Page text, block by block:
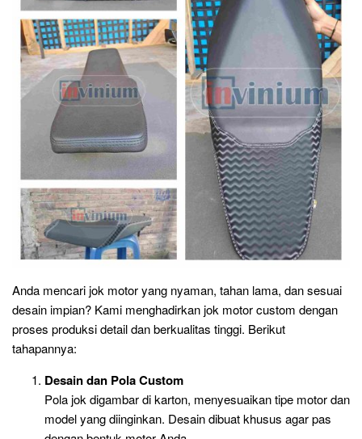
Anda mencari jok motor yang nyaman, tahan lama, dan sesuai
desain impian? Kami menghadirkan jok motor custom dengan
proses produksi detail dan berkualitas tinggi. Berikut
tahapannya:
Desain dan Pola Custom
Pola jok digambar di karton, menyesuaikan tipe motor dan
model yang diinginkan. Desain dibuat khusus agar pas